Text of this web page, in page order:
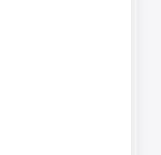
a câmara é
resistência,